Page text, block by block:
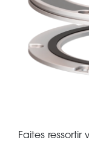
Faites